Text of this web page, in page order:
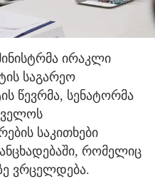
ირაკლი
საგარეო
წევრმა, სენატორმა
საკითხები
რომელიც
ვრცელდება.